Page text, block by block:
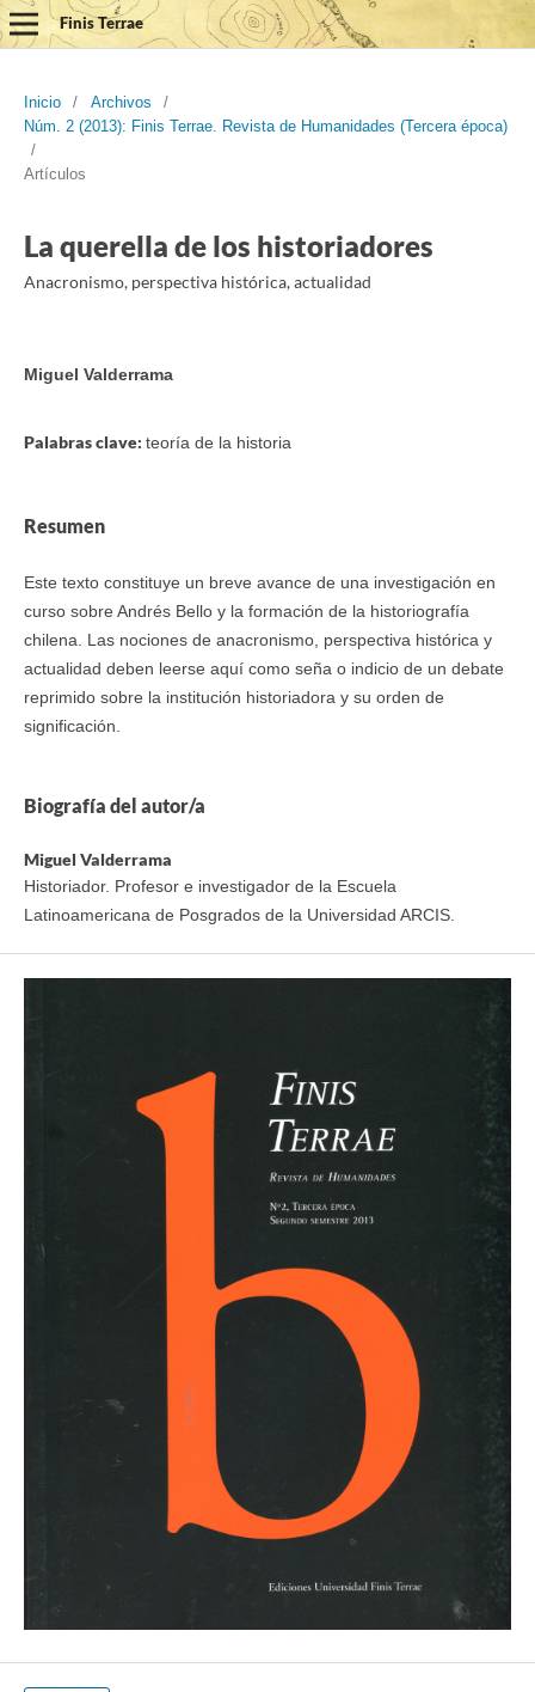
Finis Terrae
Inicio / Archivos
/
Núm. 2 (2013): Finis Terrae. Revista de Humanidades (Tercera época)
/
Artículos
La querella de los historiadores
Anacronismo, perspectiva histórica, actualidad
Miguel Valderrama
Palabras clave: teoría de la historia
Resumen
Este texto constituye un breve avance de una investigación en
curso sobre Andrés Bello y la formación de la historiografía
chilena. Las nociones de anacronismo, perspectiva histórica y
actualidad deben leerse aquí como seña o indicio de un debate
reprimido sobre la institución historiadora y su orden de
significación.
Biografía del autor/a
Miguel Valderrama
Historiador. Profesor e investigador de la Escuela
Latinoamericana de Posgrados de la Universidad ARCIS.